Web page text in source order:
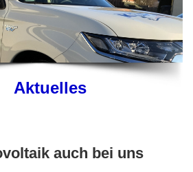
Aktuelles
auch bei uns